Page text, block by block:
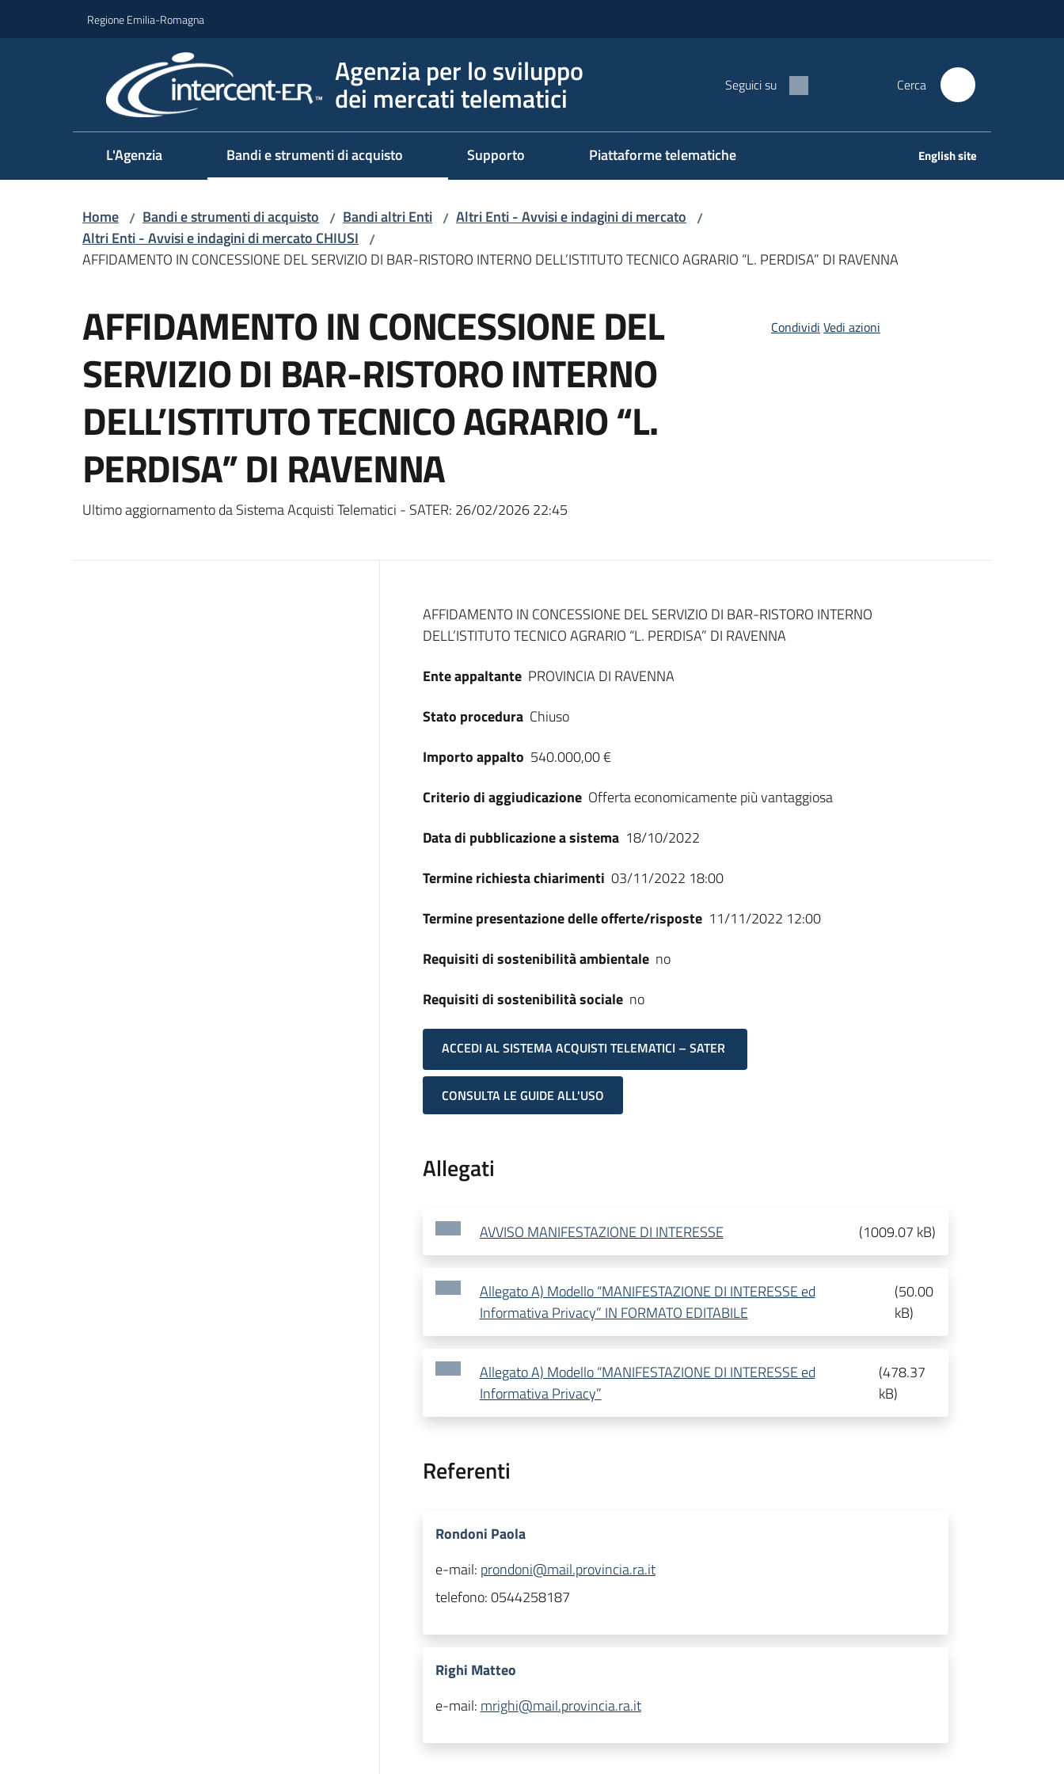
Regione Emilia-Romagna
Agenzia per lo sviluppo
dei mercati telematici Seguici su Cerca
L'Agenzia Bandi e strumenti di acquisto Supporto Piattaforme telematiche English site
Home / Bandi e strumenti di acquisto / Bandi altri Enti / Altri Enti - Avvisi e indagini di mercato /
Altri Enti - Avvisi e indagini di mercato CHIUSI /
AFFIDAMENTO IN CONCESSIONE DEL SERVIZIO DI BAR-RISTORO INTERNO DELL’ISTITUTO TECNICO AGRARIO “L. PERDISA” DI RAVENNA
AFFIDAMENTO IN CONCESSIONE DEL
SERVIZIO DI BAR-RISTORO INTERNO
DELL’ISTITUTO TECNICO AGRARIO “L.
PERDISA” DI RAVENNA
Ultimo aggiornamento da Sistema Acquisti Telematici - SATER: 26/02/2026 22:45
Condividi Vedi azioni
Dati del bando
AFFIDAMENTO IN CONCESSIONE DEL SERVIZIO DI BAR-RISTORO INTERNO
DELL’ISTITUTO TECNICO AGRARIO “L. PERDISA” DI RAVENNA
Ente appaltante PROVINCIA DI RAVENNA
Stato procedura Chiuso
Importo appalto 540.000,00 €
Criterio di aggiudicazione Offerta economicamente più vantaggiosa
Data di pubblicazione a sistema 18/10/2022
Termine richiesta chiarimenti 03/11/2022 18:00
Termine presentazione delle offerte/risposte 11/11/2022 12:00
Requisiti di sostenibilità ambientale no
Requisiti di sostenibilità sociale no
ACCEDI AL SISTEMA ACQUISTI TELEMATICI – SATER
CONSULTA LE GUIDE ALL'USO
Allegati
AVVISO MANIFESTAZIONE DI INTERESSE (1009.07 kB)
Allegato A) Modello “MANIFESTAZIONE DI INTERESSE ed
Informativa Privacy” IN FORMATO EDITABILE
(50.00
kB)
Allegato A) Modello “MANIFESTAZIONE DI INTERESSE ed
Informativa Privacy”
(478.37
kB)
Referenti
Rondoni Paola
e-mail: prondoni@mail.provincia.ra.it
telefono:0544258187
Righi Matteo
e-mail: mrighi@mail.provincia.ra.it